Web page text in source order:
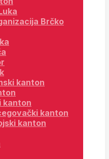
Brčko
kanton
kanton
kanton
kanton